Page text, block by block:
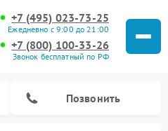
+7 (495) 023-73-25
Ежедневно с 9:00 до 21:00
+7 (800) 100-33-26
Звонок бесплатный по РФ
Позвонить